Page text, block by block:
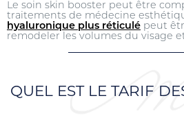
Le soin skin booster peut être
traitements de médecine
hyaluronique plus réticulé peut
remodeler les volumes du visage
QUEL EST LE TARIF